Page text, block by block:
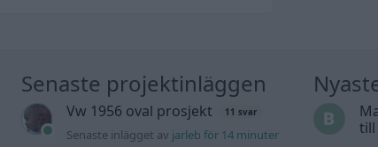
Senaste projektinläggen
Vw 1956 oval prosjekt 11 svar
Senaste inlägget av jarleb för 14 minuter
till